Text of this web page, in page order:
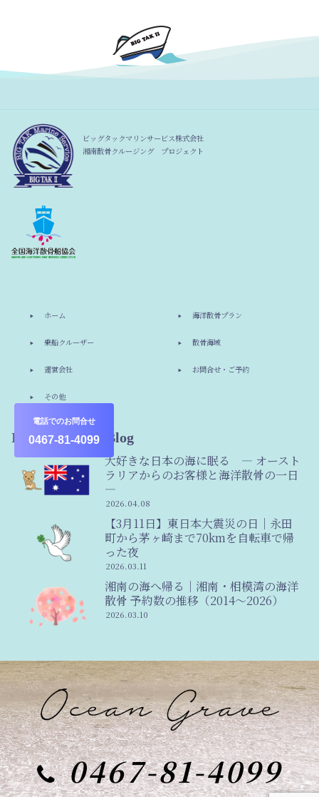
電話でのお問合せ
0467-81-4099
ビッグタックマリンサービス株式会社
湘南散骨クルージング プロジェクト
ホーム 海洋散骨プラン
乗船クルーザー 散骨海域
運営会社 お問合せ・ご予約
その他
Information & Blog
大好きな日本の海に眠る ― オースト
ラリアからのお客様と海洋散骨の一日
―
2026.04.08
【3月11日】東日本大震災の日｜永田
町から茅ヶ崎まで70kmを自転車で帰
った夜
2026.03.11
湘南の海へ帰る｜湘南・相模湾の海洋
散骨 予約数の推移（2014〜2026）
2026.03.10
0467-81-4099